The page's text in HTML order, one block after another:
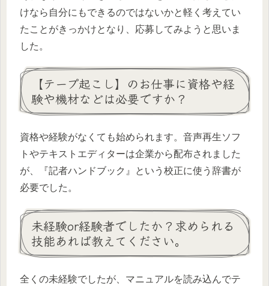
けなら自分にもできるのではないかと軽く考えてい
たことがきっかけとなり、応募してみようと思いま
した。
【テープ起こし】のお仕事に資格や経
験や機材などは必要ですか？
資格や経験がなくても始められます。音声再生ソフ
トやテキストエディターは企業から配布されました
が、『記者ハンドブック』という校正に使う辞書が
必要でした。
未経験or経験者でしたか？求められる
技能あれば教えてください。
全くの未経験でしたが、マニュアルを読み込んでテ